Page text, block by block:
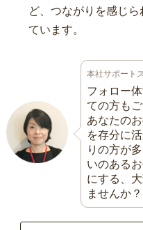
ど、つながりを感じ
ています。
本社サポート
フォロー
ての方もご
あなたの
を存分に
りの方が
いのある
にする、
ませんか？